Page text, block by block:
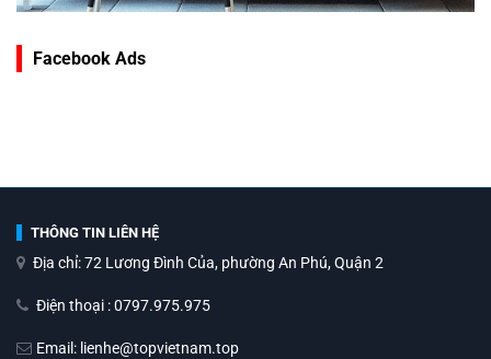
Facebook Ads
THÔNG TIN LIÊN HỆ
Địa chỉ: 72 Lương Đình Của, phường An Phú, Quận 2
Điện thoại : 0797.975.975
Email: lienhe@topvietnam.top